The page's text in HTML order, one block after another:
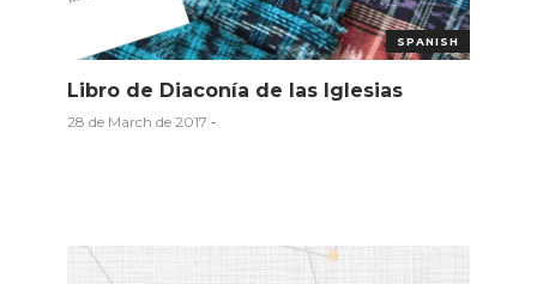
SPANISH
Libro de Diaconía de las Iglesias
28 de March de 2017 -